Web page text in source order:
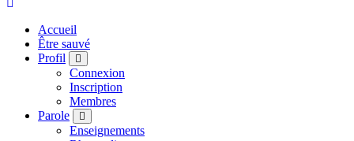
Accueil
Être sauvé
Profil
Connexion
Inscription
Membres
Parole
Enseignements